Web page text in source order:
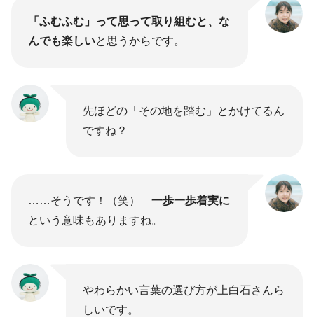
「ふむふむ」って思って取り組むと、な
んでも楽しいと思うからです。
先ほどの「その地を踏む」とかけてるん
ですね？
……そうです！（笑） 一歩一歩着実に
という意味もありますね。
やわらかい言葉の選び方が上白石さんら
しいです。